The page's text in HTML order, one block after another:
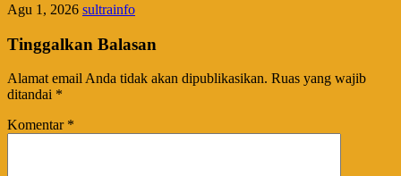
Agu 1, 2026 sultrainfo
Tinggalkan Balasan
Alamat email Anda tidak akan dipublikasikan. Ruas yang wajib
ditandai *
Komentar *